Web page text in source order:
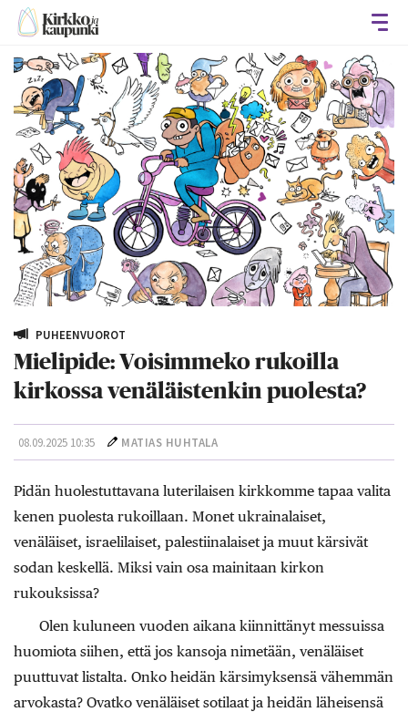
PUHEENVUOROT
Mielipide: Voisimmeko rukoilla
kirkossa venäläistenkin puolesta?
08.09.2025 10:35 MATIAS HUHTALA
Pidän huolestuttavana luterilaisen kirkkomme tapaa valita
kenen puolesta rukoillaan. Monet ukrainalaiset,
venäläiset, israelilaiset, palestiinalaiset ja muut kärsivät
sodan keskellä. Miksi vain osa mainitaan kirkon
rukouksissa?
Olen kuluneen vuoden aikana kiinnittänyt messuissa
huomiota siihen, että jos kansoja nimetään, venäläiset
puuttuvat listalta. Onko heidän kärsimyksensä vähemmän
arvokasta? Ovatko venäläiset sotilaat ja heidän läheisensä